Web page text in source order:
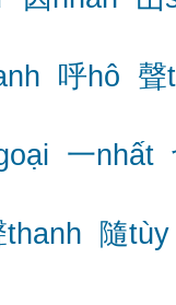
呼hô 聲
一nhất
thanh 隨tùy